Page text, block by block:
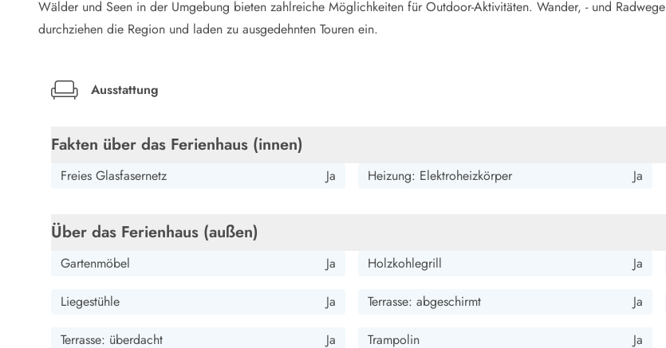
Urlaub mit Kindern
Urlaub mit Hund
Urlaub in der Natur
Finde Bernstein am Strand
Zoos und Tierparks in Dänemark
Freizeitparks in Dänemark
Minigolf spielen in Dänemark
Golfen in Dänemark
Fahrradfahren in Dänemark
Wälder und Seen in der Umgebung bieten zahlreiche Möglichkeiten für Outdoor-Aktivitäten. Wander, - und Radwege
durchziehen die Region und laden zu ausgedehnten Touren ein.
Ausstattung
Fakten über das Ferienhaus (innen)
Freies Glasfasernetz Ja Heizung: Elektroheizkörper Ja
Über das Ferienhaus (außen)
Gartenmöbel Ja Holzkohlegrill Ja
Liegestühle Ja Terrasse: abgeschirmt Ja
Terrasse: überdacht Ja Trampolin Ja